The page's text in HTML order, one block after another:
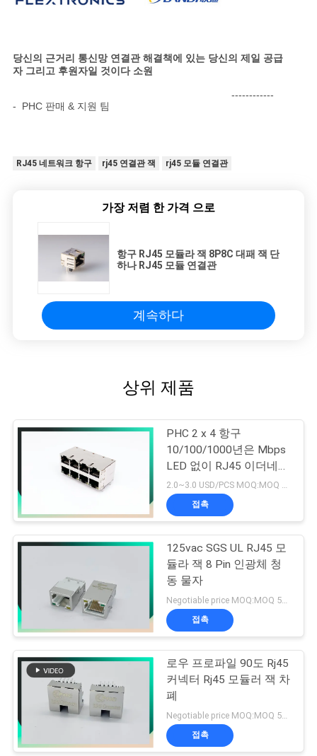
당신의 근거리 통신망 연결관 해결책에 있는 당신의 제일 공급
자 그리고 후원자일 것이다 소원
------------
- PHC 판매 & 지원 팀
RJ45 네트워크 항구 rj45 연결관 잭 rj45 모듈 연결관
가장 저렴 한 가격 으로
항구 RJ45 모듈라 잭 8P8C 대패 잭 단
하나 RJ45 모듈 연결관
계속하다
상위 제품
PHC 2 x 4 항구
10/100/1000년은 Mbps
LED 없이 RJ45 이더네트
잭을 보호했습니다
2.0~3.0 USD/PCS MOQ:MOQ 500-5KPC
접촉
125vac SGS UL RJ45 모
듈라 잭 8 Pin 인광체 청
동 물자
Negotiable price MOQ:MOQ 500-5KPC
접촉
로우 프로파일 90도 Rj45
커넥터 Rj45 모듈러 잭 차
폐
접촉